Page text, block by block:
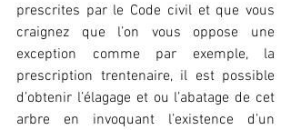
prescrites par le Code civil et que vous
craignez que l’on vous oppose une
exception comme par exemple, la
prescription trentenaire, il est possible
d’obtenir l’élagage et ou l’abatage de cet
arbre en invoquant l’existence d’un